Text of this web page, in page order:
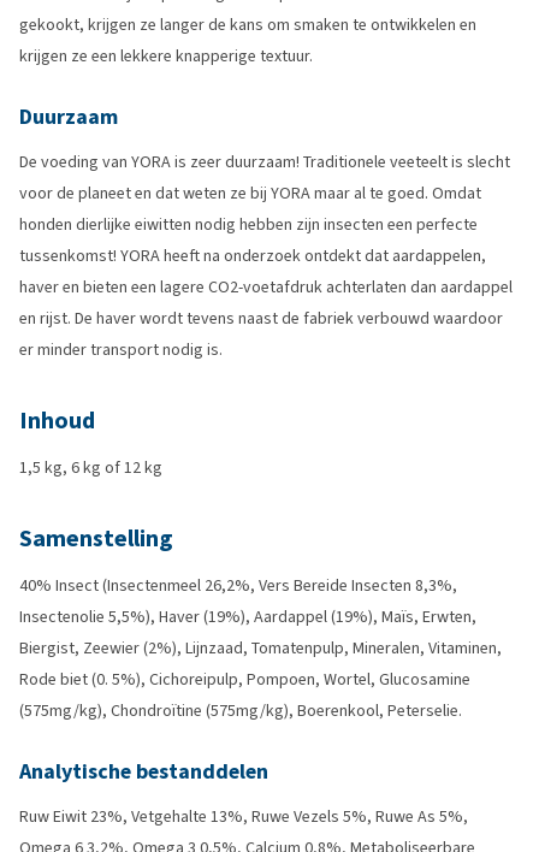
gekookt, krijgen ze langer de kans om smaken te ontwikkelen en
krijgen ze een lekkere knapperige textuur.
Duurzaam
De voeding van YORA is zeer duurzaam! Traditionele veeteelt is slecht
voor de planeet en dat weten ze bij YORA maar al te goed. Omdat
honden dierlijke eiwitten nodig hebben zijn insecten een perfecte
tussenkomst! YORA heeft na onderzoek ontdekt dat aardappelen,
haver en bieten een lagere CO2-voetafdruk achterlaten dan aardappel
en rijst. De haver wordt tevens naast de fabriek verbouwd waardoor
er minder transport nodig is.
Inhoud
1,5 kg, 6 kg of 12 kg
Samenstelling
40% Insect (Insectenmeel 26,2%, Vers Bereide Insecten 8,3%,
Insectenolie 5,5%), Haver (19%), Aardappel (19%), Maïs, Erwten,
Biergist, Zeewier (2%), Lijnzaad, Tomatenpulp, Mineralen, Vitaminen,
Rode biet (0. 5%), Cichoreipulp, Pompoen, Wortel, Glucosamine
(575mg/kg), Chondroïtine (575mg/kg), Boerenkool, Peterselie.
Analytische bestanddelen
Ruw Eiwit 23%, Vetgehalte 13%, Ruwe Vezels 5%, Ruwe As 5%,